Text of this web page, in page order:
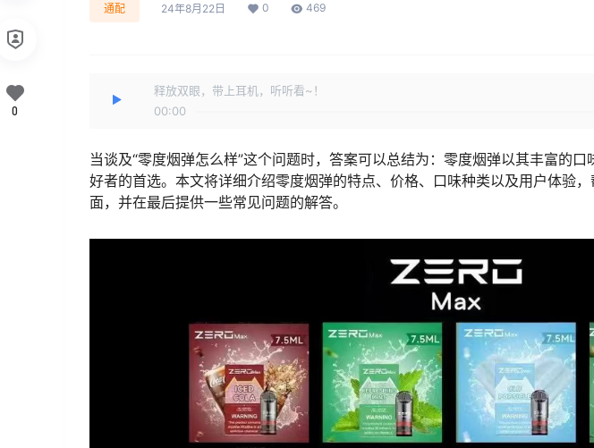
通配 24年8月22日 0 469
释放双眼，带上耳机，听听看~！
00:00
当谈及“零度烟弹怎么样”这个问题时，答案可以总结为：零度烟弹以其丰富的
好者的首选。本文将详细介绍零度烟弹的特点、价格、口味种类以及用户体验
面，并在最后提供一些常见问题的解答。
0